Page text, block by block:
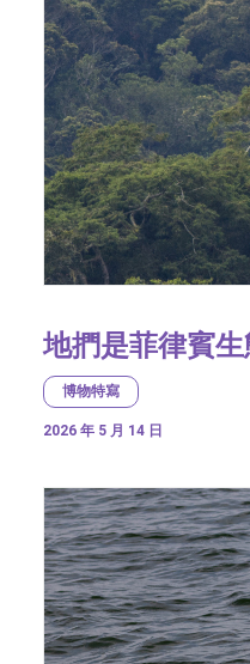
地捫是菲律賓
博物特寫
2026 年 5 月 14 日